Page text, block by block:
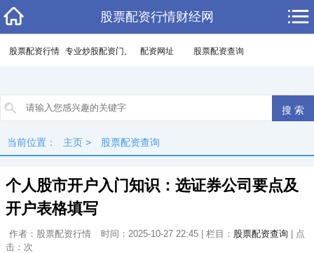
股票配资行情财经网
股票配资行情 专业炒股配资门户 配资网址 股票配资查询
当前位置： 主页 > 股票配资查询
个人股市开户入门知识：选证券公司要点及
开户表格填写
作者：股票配资行情 时间：2025-10-27 22:45 | 栏目： 股票配资查询 | 点
击： 次